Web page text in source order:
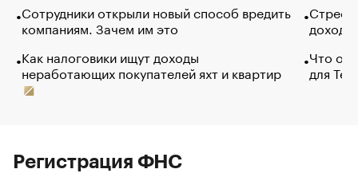
Сотрудники открыли новый способ вредить
компаниям. Зачем им это
Как налоговики ищут доходы
неработающих покупателей яхт и квартир
Что
для
Регистрация ФНС